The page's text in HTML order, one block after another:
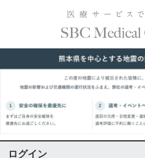
ログイン